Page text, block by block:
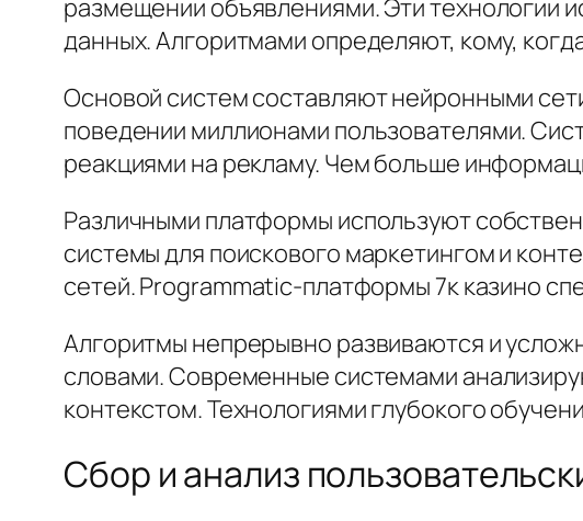
размещении объявлениями. Эти технологии
данных. Алгоритмами определяют, кому,
Основой систем составляют нейронными
поведении миллионами пользователями.
реакциями на рекламу. Чем больше
Различными платформы используют
системы для поискового маркетингом и
сетей. Programmatic-платформы 7к казино
Алгоритмы непрерывно развиваются и
словами. Современные системами
контекстом. Технологиями глубокого
Сбор и анализ